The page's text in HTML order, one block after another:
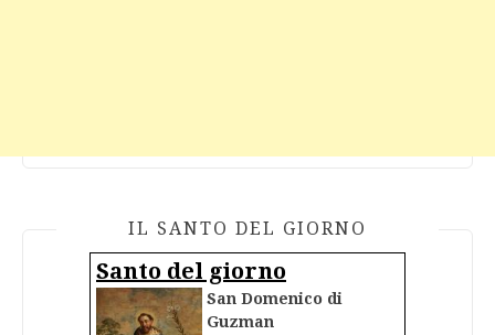
IL SANTO DEL GIORNO
Santo del giorno
San Domenico di
Guzman